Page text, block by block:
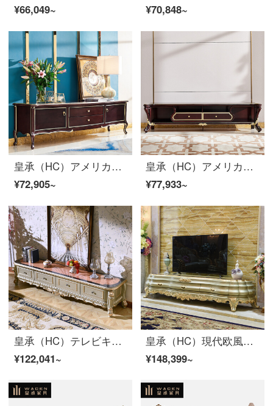
¥66,049~
¥70,848~
皇承（HC）アメリカーノ軽奢実木テレビキャビネット簡単予約ロッカールーム家具T 15軽・豪華シリーズ実木テレビキャビネット
¥72,905~
皇承（HC）アメリカンカントリー全木テレビキャビネット別荘家具T 16軽・豪華風シリーズ実木テレビキャビネット【2 M】
¥77,933~
皇承（HC）テレビキャビネットの豪華なテレビキャビネットの実際の木のキャビネットはテレビキャビネットを引き出して持っています。
¥122,041~
皇承（HC）現代欧風実木テレビキャビネットは客間家具ロッカー859フィレンツェシリーズテレビキャビネットを簡単に予約します。
¥148,399~